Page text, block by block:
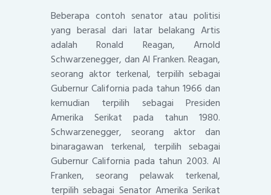
Beberapa contoh senator atau politisi
yang berasal dari latar belakang Artis
adalah Ronald Reagan, Arnold
Schwarzenegger, dan Al Franken. Reagan,
seorang aktor terkenal, terpilih sebagai
Gubernur California pada tahun 1966 dan
kemudian terpilih sebagai Presiden
Amerika Serikat pada tahun 1980.
Schwarzenegger, seorang aktor dan
binaragawan terkenal, terpilih sebagai
Gubernur California pada tahun 2003. Al
Franken, seorang pelawak terkenal,
terpilih sebagai Senator Amerika Serikat